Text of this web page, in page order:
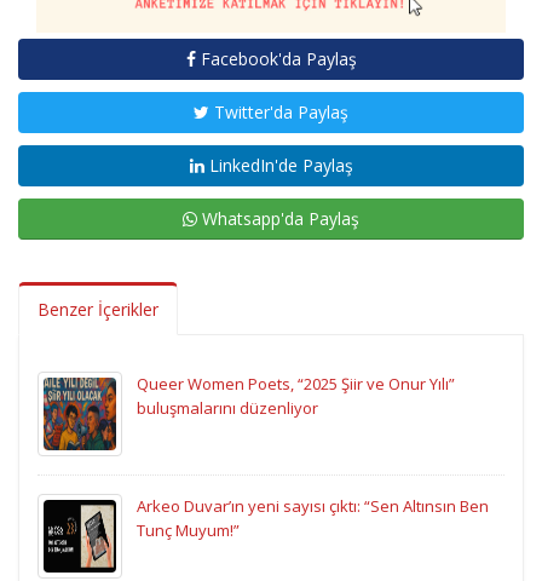
Facebook'da Paylaş
Twitter'da Paylaş
LinkedIn'de Paylaş
Whatsapp'da Paylaş
Benzer İçerikler
Queer Women Poets, “2025 Şiir ve Onur Yılı”
buluşmalarını düzenliyor
Arkeo Duvar’ın yeni sayısı çıktı: “Sen Altınsın Ben
Tunç Muyum!”